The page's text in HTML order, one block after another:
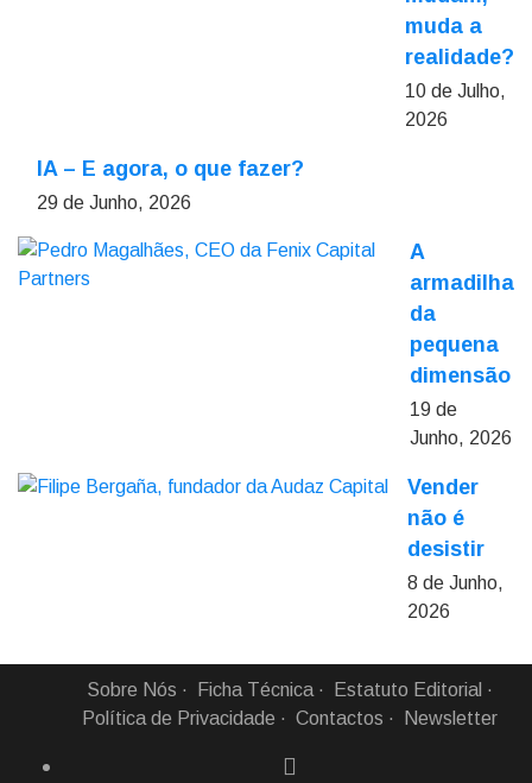
muda a
realidade?
10 de Julho,
2026
IA – E agora, o que fazer?
29 de Junho, 2026
A
armadilha
da
pequena
dimensão
19 de
Junho, 2026
Vender
não é
desistir
8 de Junho,
2026
Sobre Nós Ficha Técnica
Estatuto Editorial
Política de Privacidade
Contactos Newsletter